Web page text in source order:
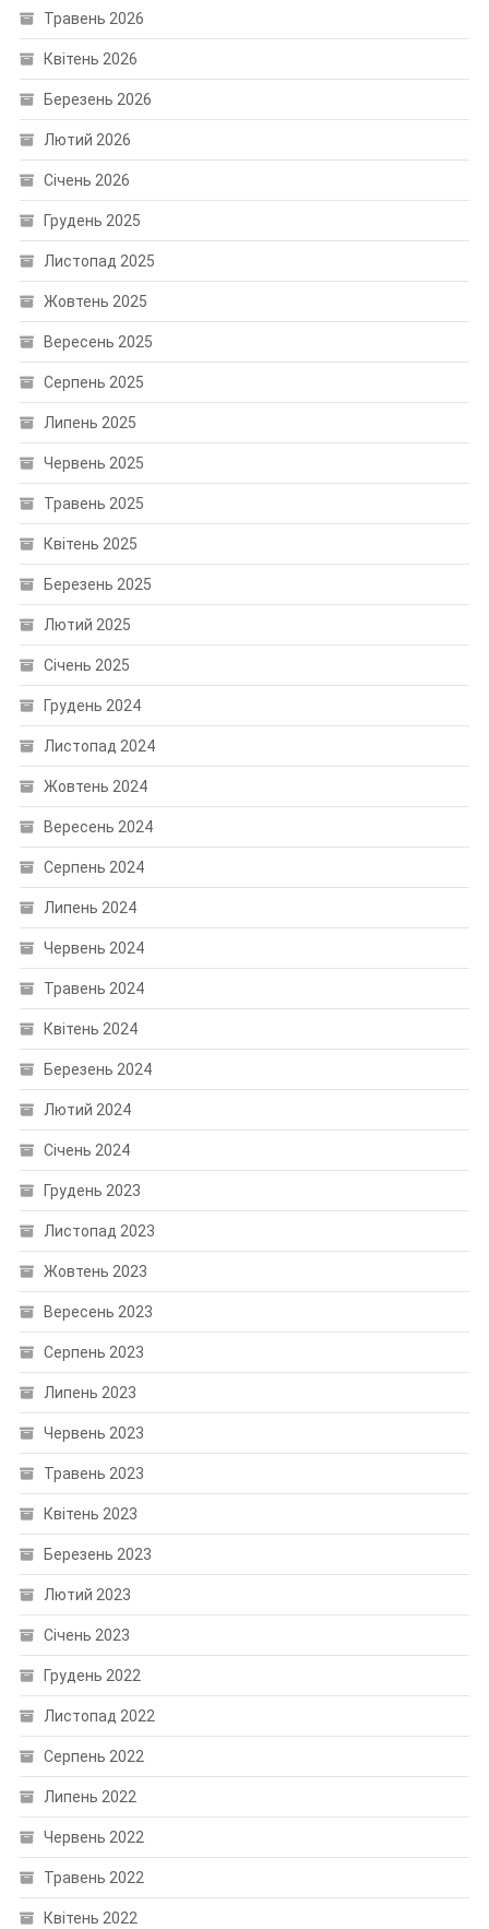
Травень 2026
Квітень 2026
Березень 2026
Лютий 2026
Січень 2026
Грудень 2025
Листопад 2025
Жовтень 2025
Вересень 2025
Серпень 2025
Липень 2025
Червень 2025
Травень 2025
Квітень 2025
Березень 2025
Лютий 2025
Січень 2025
Грудень 2024
Листопад 2024
Жовтень 2024
Вересень 2024
Серпень 2024
Липень 2024
Червень 2024
Травень 2024
Квітень 2024
Березень 2024
Лютий 2024
Січень 2024
Грудень 2023
Листопад 2023
Жовтень 2023
Вересень 2023
Серпень 2023
Липень 2023
Червень 2023
Травень 2023
Квітень 2023
Березень 2023
Лютий 2023
Січень 2023
Грудень 2022
Листопад 2022
Серпень 2022
Липень 2022
Червень 2022
Травень 2022
Квітень 2022